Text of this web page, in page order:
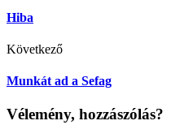
Hiba
Következő
Munkát ad a Sefag
Vélemény, hozzászólás?